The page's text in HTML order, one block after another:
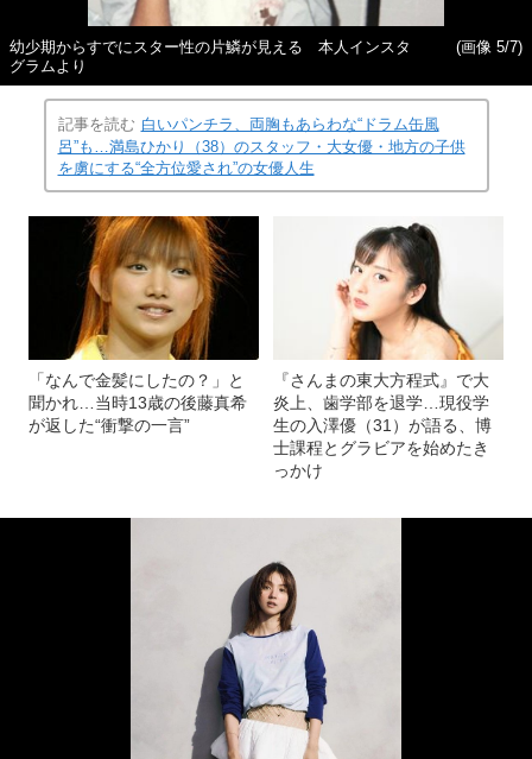
幼少期からすでにスター性の片鱗が見える 本人インスタ
グラムより
(画像 5/7)
記事を読む 白いパンチラ、両胸もあらわな“ドラム缶風
呂”も…満島ひかり（38）のスタッフ・大女優・地方の子供
を虜にする“全方位愛され”の女優人生
「なんで金髪にしたの？」と
聞かれ…当時13歳の後藤真希
が返した“衝撃の一言”
『さんまの東大方程式』で大
炎上、歯学部を退学…現役学
生の入澤優（31）が語る、博
士課程とグラビアを始めたき
っかけ